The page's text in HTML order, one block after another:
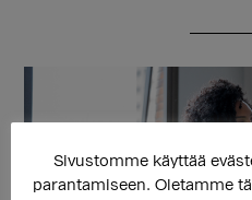
Sivustomme käyttää
parantamiseen. Oletamme